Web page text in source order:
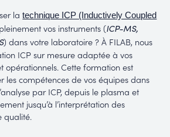
latechnique ICP (Inductively Coupled
vos instruments (ICP-MS,
) dans votre laboratoire ? À FILAB, nous
ICP sur mesure adaptée à vos
opérationnels. Cette formation est
les compétences de vos équipes dans
par ICP, depuis le plasma et
jusqu’à l’interprétation des
qualité.